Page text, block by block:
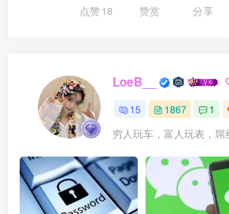
点赞18 赞赏 分享
LoeB__
15 1867 1
穷人玩车，富人玩表，屌